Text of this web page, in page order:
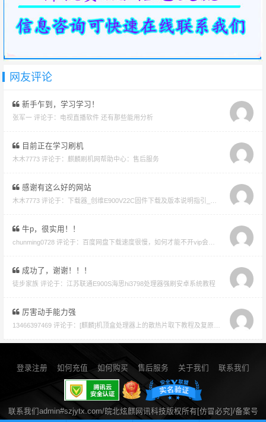
网友评论
新手乍到，学习学习！
张军一 评论于： 电视直播软件 还有那些能用分析
目前正在学习刷机
木木7773 评论于： 麒麟刷机网帮助中心：售后服务
感谢有这么好的网站
木木7773 评论于： 下载器_创维E900V22C固件下载及版本说明指引_看好在下载避免刷成砖
牛p，很实用！！
chunming0728 评论于： 百度网盘下载速度很慢，如何才能不开vip会员就能享受高速下载的教程
成功了，谢谢！！！
徒步家族 评论于： 江苏联通E900S海思hi3798处理器强刷安卓系统教程
厉害动手能力强
13466397469 评论于： [麒麟]机顶盒处理器上的散热片取下教程及复原教程
登录注册 如何充值 如何购买 售后服务 关于我们 联系我们
联系我们admin#szjytx.com/皖北炫麒网讯科技版权所有[仿冒必究]/备案号